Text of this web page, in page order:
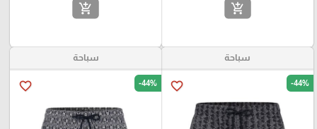
add_shopping_cart
add_shopping_cart
سباحة
favorite_border -44%
سباحة
favorite_border -44%